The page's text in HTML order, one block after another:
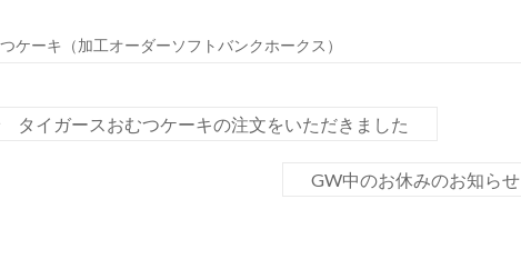
ケーキ（加工オーダーソフトバンクホークス）
タイガースおむつケーキの注文をいただきました
GW中のお休みのお知らせ